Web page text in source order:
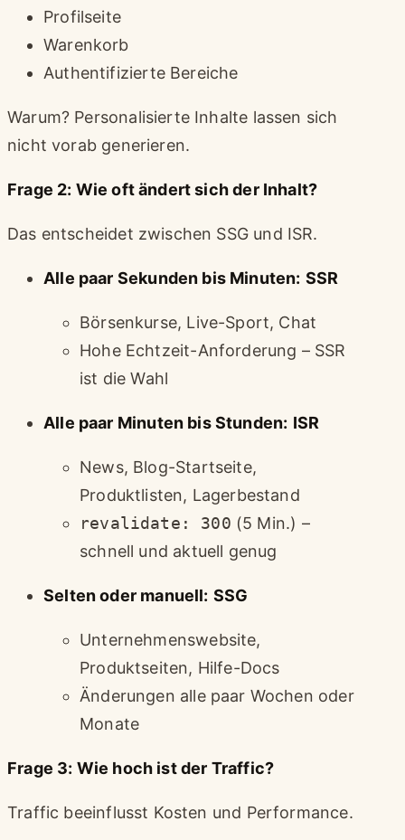
Profilseite
Warenkorb
Authentifizierte Bereiche
Warum? Personalisierte Inhalte lassen sich
nicht vorab generieren.
Frage 2: Wie oft ändert sich der Inhalt?
Das entscheidet zwischen SSG und ISR.
Alle paar Sekunden bis Minuten: SSR
Börsenkurse, Live-Sport, Chat
Hohe Echtzeit-Anforderung – SSR
ist die Wahl
Alle paar Minuten bis Stunden: ISR
News, Blog-Startseite,
Produktlisten, Lagerbestand
revalidate: 300 (5 Min.) –
schnell und aktuell genug
Selten oder manuell: SSG
Unternehmenswebsite,
Produktseiten, Hilfe-Docs
Änderungen alle paar Wochen oder
Monate
Frage 3: Wie hoch ist der Traffic?
Traffic beeinflusst Kosten und Performance.